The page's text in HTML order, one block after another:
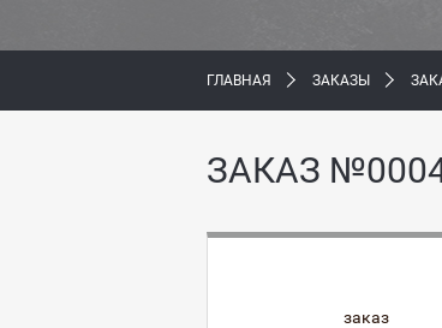
ГЛАВНАЯ ЗАКАЗЫ
ЗАКАЗ
заказ